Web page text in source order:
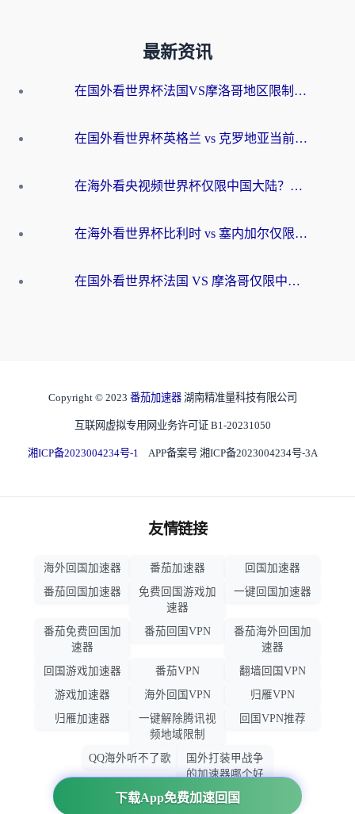
最新资讯
在国外看世界杯法国VS摩洛哥地区限制？这篇指南让你流畅看中文解说无压力
在国外看世界杯英格兰 vs 克罗地亚当前地区不可播放？这篇指南帮你搞定所有海外观赛难题
在海外看央视频世界杯仅限中国大陆？这篇指南帮你解锁中文解说+无卡顿直播
在海外看世界杯比利时 vs 塞内加尔仅限中国大陆？我找到了最流畅的中文解说之路
在国外看世界杯法国 VS 摩洛哥仅限中国大陆？海外党这样看中文解说赛事不卡顿
下载App免费加速回国
Copyright © 2023 番茄加速器 湖南精准量科技有限公司
互联网虚拟专用网业务许可证 B1-20231050
湘ICP备2023004234号-1 APP备案号 湘ICP备2023004234号-3A
友情链接
海外回国加速器 番茄加速器
回国加速器
番茄回国加速器
免费回国游戏加
速器
一键回国加速器
番茄免费回国加
速器
番茄回国VPN
番茄海外回国加
速器
回国游戏加速器
番茄VPN
翻墙回国VPN
游戏加速器
海外回国VPN
归雁VPN
归雁加速器
一键解除腾讯视
频地域限制
回国VPN推荐
QQ海外听不了歌
国外打装甲战争
的加速器哪个好
用